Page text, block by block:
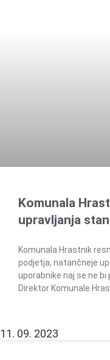
Komunala
upravljanja
Komunala Hrastnik
podjetja, natančneje
uporabnike naj se ne bi
Direktor Komunale
11. 09. 2023